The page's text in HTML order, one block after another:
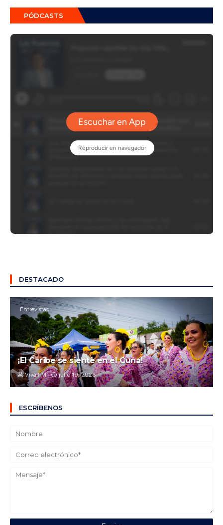
PÓDCASTS
DESTACADO
Entrevistas
¡El Caribe se siente en el Cuna!
Viva FM julio 19, 2026
ESCRÍBENOS